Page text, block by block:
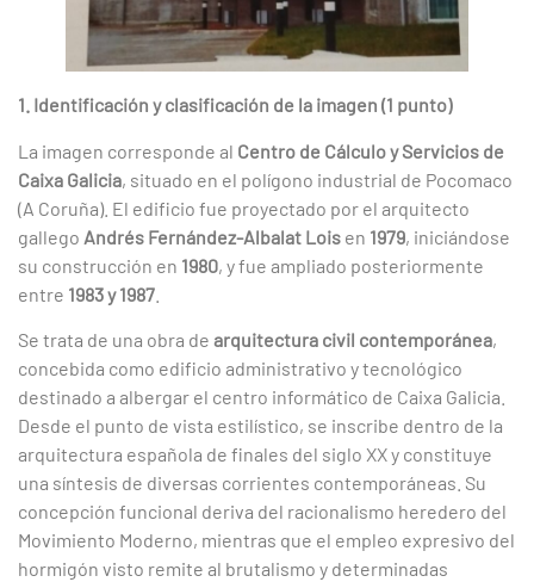
1. Identificación y clasificación de la imagen (1 punto)
La imagen corresponde al Centro de Cálculo y Servicios de
Caixa Galicia, situado en el polígono industrial de Pocomaco
(A Coruña). El edificio fue proyectado por el arquitecto
gallego Andrés Fernández-Albalat Lois en 1979, iniciándose
su construcción en 1980, y fue ampliado posteriormente
entre 1983 y 1987
Se trata de una obra de arquitectura civil contemporánea,
concebida como edificio administrativo y tecnológico
destinado a albergar el centro informático de Caixa Galicia.
Desde el punto de vista estilístico, se inscribe dentro de la
arquitectura española de finales del siglo XX y constituye
una síntesis de diversas corrientes contemporáneas. Su
concepción funcional deriva del racionalismo heredero del
Movimiento Moderno, mientras que el empleo expresivo del
hormigón visto remite al brutalismo y determinadas